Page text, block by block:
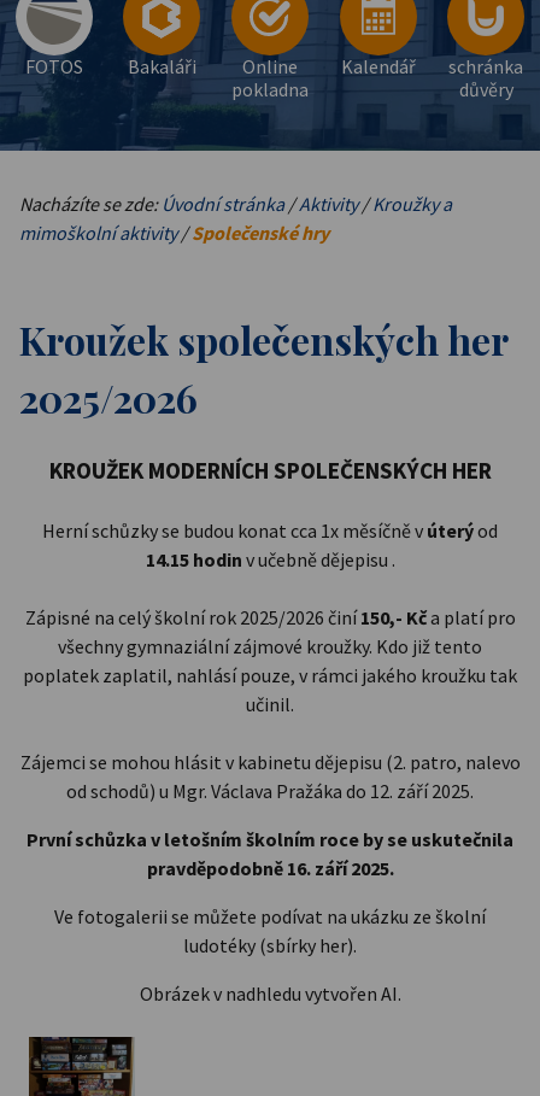
FOTOS Bakaláři
Online
pokladna
Kalendář
schránka
důvěry
Nacházíte se zde: Úvodní stránka/Aktivity/Kroužky a
mimoškolní aktivity/Společenské hry
Kroužek společenských her
2025/2026
KROUŽEK MODERNÍCH SPOLEČENSKÝCH HER
Herní schůzky se budou konat cca 1x měsíčně v úterýod
14.15 hodin v učebně dějepisu .
Zápisné na celý školní rok 2025/2026 činí150,- Kča platí pro
všechny gymnaziální zájmové kroužky. Kdo již tento
poplatek zaplatil, nahlásí pouze, v rámci jakého kroužku tak
učinil.
Zájemci se mohou hlásit v kabinetu dějepisu (2. patro, nalevo
od schodů) u Mgr. Václava Pražáka do 12. září 2025.
První schůzka v letošním školním roce by se uskutečnila
pravděpodobně 16. září 2025.
Ve fotogalerii se můžete podívat na ukázku ze školní
ludotéky (sbírky her).
Obrázek v nadhledu vytvořen AI.